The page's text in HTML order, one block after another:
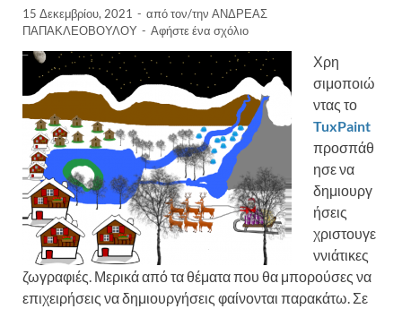
15 Δεκεμβρίου, 2021 - από τον/την ΑΝΔΡΕΑΣ
ΠΑΠΑΚΛΕΟΒΟΥΛΟΥ - Αφήστε ένα σχόλιο
Χρη
σιμοποιώ
ντας το
TuxPaint
προσπάθ
ησε να
δημιουργ
ήσεις
χριστουγε
ννιάτικες
ζωγραφιές. Μερικά από τα θέματα που θα μπορούσες να
επιχειρήσεις να δημιουργήσεις φαίνονται παρακάτω. Σε